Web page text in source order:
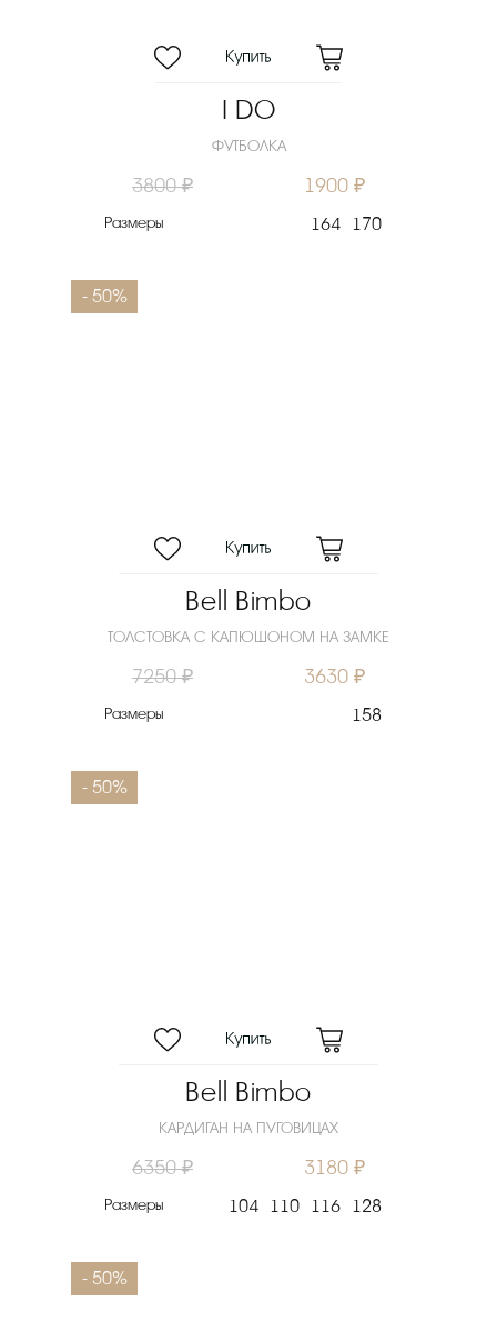
I DO
ФУТБОЛКА
3800 ₽ 1900 ₽
Размеры 164 170
- 50%
Bell Bimbo
ТОЛСТОВКА С КАПЮШОНОМ НА ЗАМКЕ
7250 ₽ 3630 ₽
Размеры 158
- 50%
Bell Bimbo
КАРДИГАН НА ПУГОВИЦАХ
6350 ₽ 3180 ₽
Размеры 104 110 116 128
- 50%